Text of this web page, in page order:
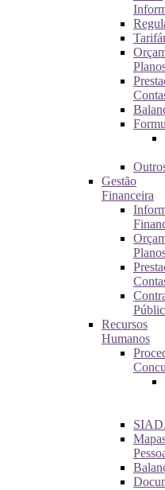
Gestão
Financeira
Recursos
Humanos